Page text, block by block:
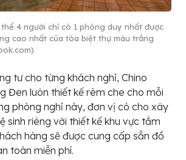
4 người chỉ có 1 phòng duy nhất được
cao nhất của tòa biệt thự màu trắng
tư cho từng khách nghỉ, Chino
Đen luôn thiết kế rèm che cho mỗi
phòng nghỉ này, đơn vị có cho xây
sinh riêng với thiết kế khu vực tắm
hàng sẽ được cung cấp sẵn đồ
toàn miễn phí.